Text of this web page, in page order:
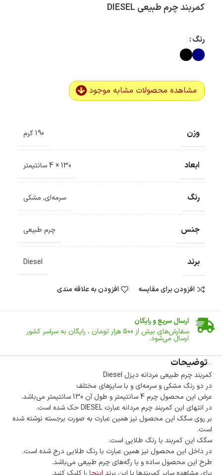
کمربند چرم طبیعی DIESEL
رنگ
مشاهده محصولات مشابه موجود
وزن 190 گرم
ابعاد 130 × 4 سانتیمتر
رنگ سرمه‌ای, مشکی
جنس چرم طبیعی
برند Diesel
افزودن برای مقایسه افزودن به علاقه مندی
ضمانت اصالت کالا
ارسال سریع و رایگان
سفارش‌های بیش از 500 هزار تومان ، رایگان به سراسر کشور
ارسال می‌شود.
تا 14 روز پس از تحویل کالا می‌توانید آن را برگشت دهید.
امکان پرداخت در محل
در هنگام خرید محصول، امکان انتخاب پرداخت در محل
وجود دارد.
امکان پرداخت اقساطی
خرید اقساطی با شرایط آسان و بدون ضامن امکان‌پذیر
ضمانت اصالت کالا
گارانتی معتبر برای تمامی محصولات ارائه می‌شود.
توضیحات
کمربند چرم طبیعی مردانه دیزل Diesel
در دو رنگ مشکی و سرمه‌ای و با سایزهای مختلف
عرض این محصول چرم 4 سانتیمتر و طول آن 130 سانتیمتر می‌باشد.
در انتهای این کمربند چرم مردانه عبارت DIESEL حک شده است.
بر روی سگک این محصول نیز همین عبارت به صورت برجسته نوشته شده
است.
سگک این کمربند با رنگ طلایی است.
در داخل این محصول نیز همین عبارت با رنگ طلایی درج شده است.
طرح این محصول ساده و با رگه‌های چرم طبیعی می‌باشد.